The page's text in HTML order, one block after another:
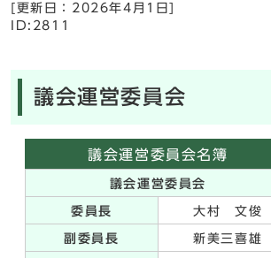
[更新日： 2026年4月1日]
ID:2811
議会運営委員会
議会運営委員会名簿
議会運営委員会
委員長 大村 文俊
副委員長 新美三喜雄